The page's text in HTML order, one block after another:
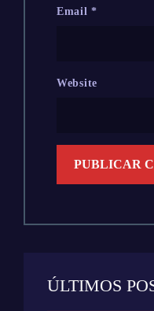
Email*
Website
ÚLTIMOS